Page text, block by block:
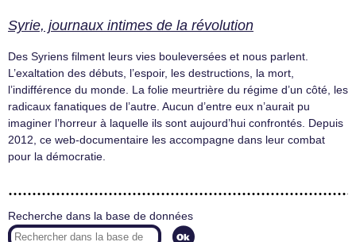
Syrie, journaux intimes de la révolution
Des Syriens filment leurs vies bouleversées et nous parlent.
L’exaltation des débuts, l’espoir, les destructions, la mort,
l’indifférence du monde. La folie meurtrière du régime d’un côté, les
radicaux fanatiques de l’autre. Aucun d’entre eux n’aurait pu
imaginer l’horreur à laquelle ils sont aujourd’hui confrontés. Depuis
2012, ce web-documentaire les accompagne dans leur combat
pour la démocratie.
Recherche dans la base de données